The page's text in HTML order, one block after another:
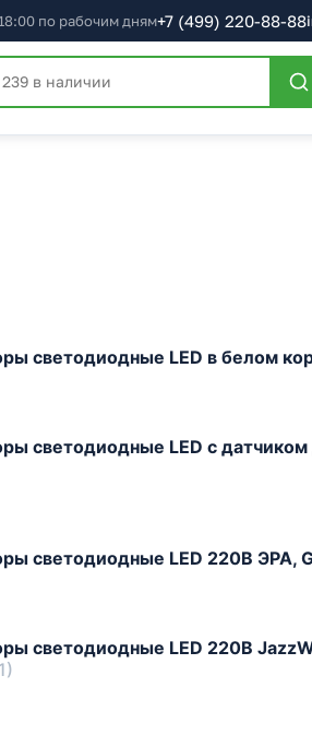
по рабочим дням+7 (499) 220-88-88
светодиодные LED в белом
светодиодные LED с
светодиодные LED 220В ЭРА,
светодиодные LED 220В